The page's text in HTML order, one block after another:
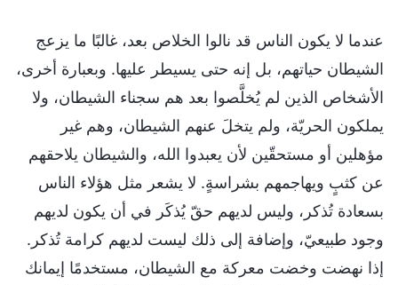
عندما لا يكون الناس قد نالوا الخلاص بعد، غالبًا ما يزعج
الشيطان حياتهم، بل إنه حتى يسيطر عليها. وبعبارة أخرى،
الأشخاص الذين لم يُخلَّصوا بعد هم سجناء الشيطان، ولا
يملكون الحريّة، ولم يتخلَ عنهم الشيطان، وهم غير
مؤهلين أو مستحقّين لأن يعبدوا الله، والشيطان يلاحقهم
عن كثبٍ ويهاجمهم بشراسةٍ. لا يشعر مثل هؤلاء الناس
بسعادة تُذكر، وليس لديهم حقّ يُذكَر في أن يكون لديهم
وجود طبيعيّ، وإضافة إلى ذلك ليست لديهم كرامة تُذكر.
إذا نهضت وخضت معركة مع الشيطان، مستخدمًا إيمانك